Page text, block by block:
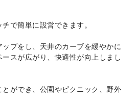
で簡単に設営できます。
プをし、天井のカーブを緩やかに
スが広がり、快適性が向上しまし
ができ、公園やピクニック、野外